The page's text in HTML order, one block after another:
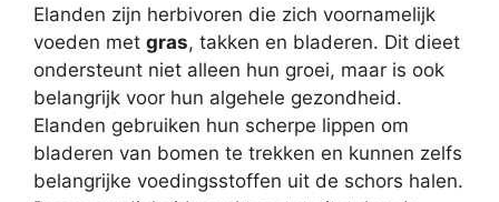
Elanden zijn herbivoren die zich voornamelijk
voeden met gras, takken en bladeren. Dit dieet
ondersteunt niet alleen hun groei, maar is ook
belangrijk voor hun algehele gezondheid.
Elanden gebruiken hun scherpe lippen om
bladeren van bomen te trekken en kunnen zelfs
belangrijke voedingsstoffen uit de schors halen.